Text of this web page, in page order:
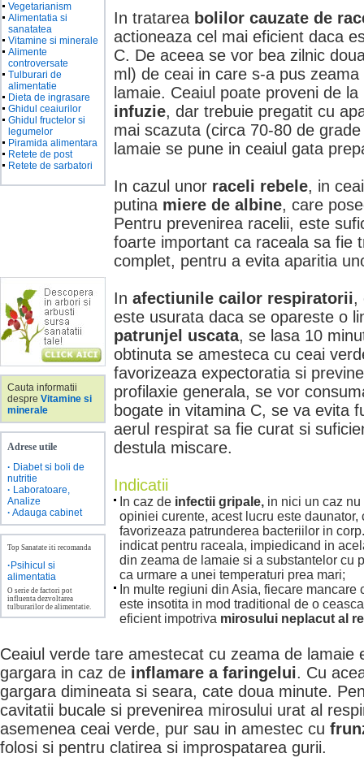
Vegetarianism
Alimentatia si
sanatatea
Vitamine si minerale
Alimente
controversate
Tulburari de
alimentatie
Dieta de ingrasare
Ghidul ceaiurilor
Ghidul fructelor si
legumelor
Piramida alimentara
Retete de post
Retete de sarbatori
Cauta informatii
despre Vitamine si
minerale
Adrese utile
· Diabet si boli de
nutritie
· Laboratoare,
Analize
· Adauga cabinet
Top Sanatate iti recomanda
· Psihicul si
alimentatia
O serie de factori pot
influenta dezvoltarea
tulburarilor de alimentatie.
In tratarea bolilor cauzate de
actioneaza cel mai eficient daca
C. De aceea se vor bea zilnic
ml) de ceai in care s-a pus
lamaie. Ceaiul poate proveni de la
infuzie, dar trebuie pregatit cu
mai scazuta (circa 70-80 de
lamaie se pune in ceaiul gata
In cazul unor raceli rebele, in
putina miere de albine, care
Pentru prevenirea racelii, este
foarte important ca raceala sa fie
complet, pentru a evita aparitia
In afectiunile cailor respiratorii,
este usurata daca se opareste o
patrunjel uscata, se lasa 10
obtinuta se amesteca cu ceai
favorizeaza expectoratia si
profilaxie generala, se vor
bogate in vitamina C, se va evita
aerul respirat sa fie curat si
destula miscare.
Indicatii
In caz de infectii gripale, in nici un caz
opiniei curente, acest lucru este
favorizeaza patrunderea bacteriilor in
indicat pentru raceala, impiedicand in
din zeama de lamaie si a substantelor cu
ca urmare a unei temperaturi prea mari;
In multe regiuni din Asia, fiecare
este insotita in mod traditional de o
eficient impotriva mirosului neplacut al
Ceaiul verde tare amestecat cu zeama de lamaie
gargara in caz de inflamare a faringelui. Cu
gargara dimineata si seara, cate doua minute.
cavitatii bucale si prevenirea mirosului urat al
asemenea ceai verde, pur sau in amestec cu
folosi si pentru clatirea si improspatarea gurii.